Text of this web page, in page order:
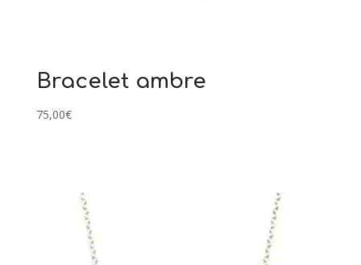
Bracelet ambre
75,00€